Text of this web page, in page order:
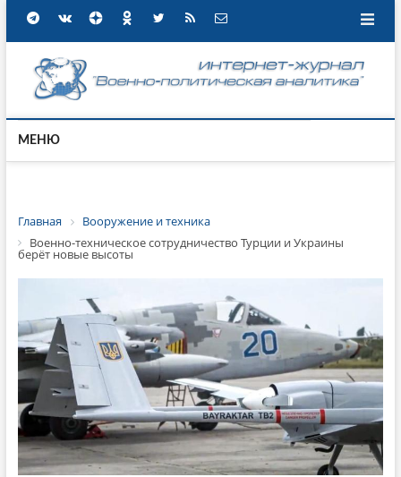
МЕНЮ
Главная
Вооружение и техника
Военно-техническое сотрудничество Турции и Украины
берёт новые высоты